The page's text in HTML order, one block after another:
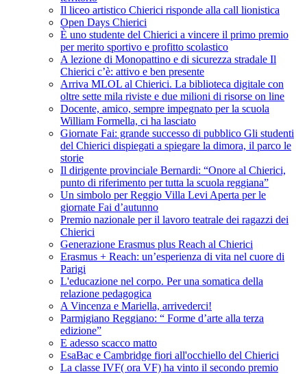
Il liceo artistico Chierici risponde alla call lionistica
Open Days Chierici
È uno studente del Chierici a vincere il primo premio
per merito sportivo e profitto scolastico
A lezione di Monopattino e di sicurezza stradale Il
Chierici c’è: attivo e ben presente
Arriva MLOL al Chierici. La biblioteca digitale con
oltre sette mila riviste e due milioni di risorse on line
Docente, amico, sempre impegnato per la scuola
William Formella, ci ha lasciato
Giornate Fai: grande successo di pubblico Gli studenti
del Chierici dispiegati a spiegare la dimora, il parco le
storie
Il dirigente provinciale Bernardi: “Onore al Chierici,
punto di riferimento per tutta la scuola reggiana”
Un simbolo per Reggio Villa Levi Aperta per le
giornate Fai d’autunno
Premio nazionale per il lavoro teatrale dei ragazzi dei
Chierici
Generazione Erasmus plus Reach al Chierici
Erasmus + Reach: un’esperienza di vita nel cuore di
Parigi
L'educazione nel corpo. Per una somatica della
relazione pedagogica
A Vincenza e Mariella, arrivederci!
Parmigiano Reggiano: “ Forme d’arte alla terza
edizione”
E adesso scacco matto
EsaBac e Cambridge fiori all'occhiello del Chierici
La classe IVF( ora VF) ha vinto il secondo premio